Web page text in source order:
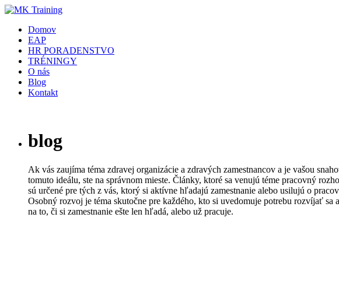
Domov
EAP
HR PORADENSTVO
TRÉNINGY
O nás
Blog
Kontakt
blog
Ak vás zaujíma téma zdravej organizácie a zdravých zamestnancov a je vašou
tomuto ideálu, ste na správnom mieste. Články, ktoré sa venujú téme pracovný
sú určené pre tých z vás, ktorý si aktívne hľadajú zamestnanie alebo usilujú o
Osobný rozvoj je téma skutočne pre každého, kto si uvedomuje potrebu rozvíjať sa
na to, či si zamestnanie ešte len hľadá, alebo už pracuje.